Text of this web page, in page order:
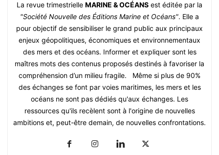
La revue trimestrielle MARINE & OCÉANS est éditée par la
"Société Nouvelle des Éditions Marine et Océans". Elle a
pour objectif de sensibiliser le grand public aux principaux
enjeux géopolitiques, économiques et environnementaux
des mers et des océans. Informer et expliquer sont les
maîtres mots des contenus proposés destinés à favoriser la
compréhension d’un milieu fragile. Même si plus de 90%
des échanges se font par voies maritimes, les mers et les
océans ne sont pas dédiés qu'aux échanges. Les
ressources qu'ils recèlent sont à l'origine de nouvelles
ambitions et, peut-être demain, de nouvelles confrontations.